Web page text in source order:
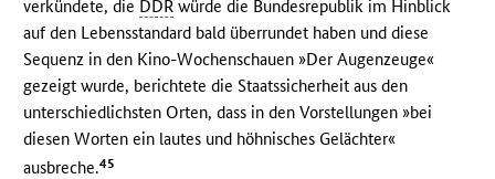
verkündete, die DDR würde die Bundesrepublik im Hinblick
auf den Lebensstandard bald überrundet haben und diese
Sequenz in den Kino-Wochenschauen »Der Augenzeuge«
gezeigt wurde, berichtete die Staatssicherheit aus den
unterschiedlichsten Orten, dass in den Vorstellungen »bei
diesen Worten ein lautes und höhnisches Gelächter«
ausbreche.45